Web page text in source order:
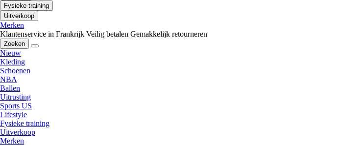
Fysieke training
Uitverkoop
Merken
Klantenservice in Frankrijk Veilig betalen Gemakkelijk retourneren
Zoeken
Nieuw
Kleding
Schoenen
NBA
Ballen
Uitrusting
Sports US
Lifestyle
Fysieke training
Uitverkoop
Merken